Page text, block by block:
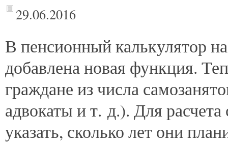
29.06.2016
В пенсионный калькулятор
добавлена новая функция.
граждане из числа
адвокаты и т. д.). Для
указать, сколько лет они